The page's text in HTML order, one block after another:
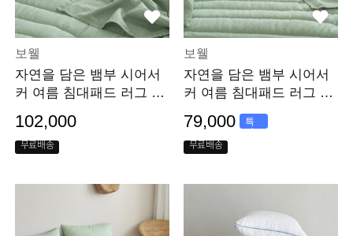
보웰
자연을 담은 뱀부 시어서
커 여름 침대패드 러그 올
102,000
무료배송
보웰
자연을 담은 뱀부 시어서
커 여름 침대패드 러그 올
리브그린 Q
79,000
특
가
무료배송